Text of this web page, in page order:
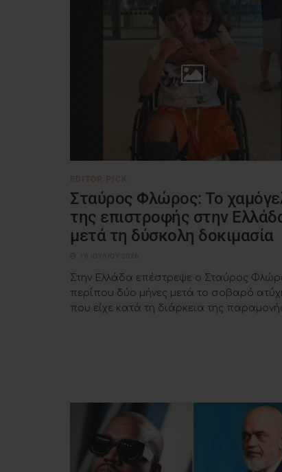
Σταύρος Φλώρος: Το
της επιστροφής στην
μετά τη δύσκολη δοκιμασία
Στην Ελλάδα επέστρεψε ο Σταύρος
περίπου δύο μήνες μετά το σοβαρό
που είχε κατά τη διάρκεια της